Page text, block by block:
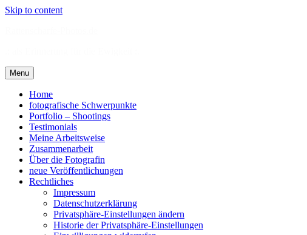
Skip to content
Menu
Home
fotografische Schwerpunkte
Portfolio – Shootings
Testimonials
Meine Arbeitsweise
Zusammenarbeit
Über die Fotografin
neue Veröffentlichungen
Rechtliches
Impressum
Datenschutzerklärung
Privatsphäre-Einstellungen ändern
Historie der Privatsphäre-Einstellungen